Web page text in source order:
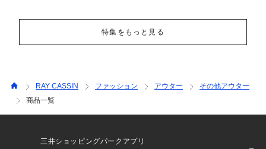
特集をもっと見る
RAY CASSIN ファッション アウター
その他アウター
商品一覧
三井ショッピングパークアプリ